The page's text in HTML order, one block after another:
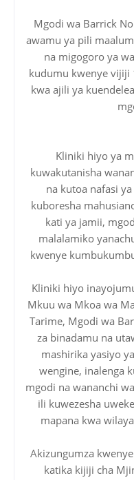
Mgodi wa Barrick
awamu ya pili
na migogoro ya
kudumu kwenye vijiji
kwa ajili ya
Kliniki hiyo ya
kuwakutanisha
na kutoa nafasi
kuboresha
kati ya jamii,
malalamiko
kwenye
Kliniki hiyo
Mkuu wa Mkoa wa
Tarime, Mgodi wa
za binadamu na
mashirika yasiyo
wengine, inalenga
mgodi na wananchi
ili kuwezesha
mapana kwa
Akizungumza
katika kijiji cha